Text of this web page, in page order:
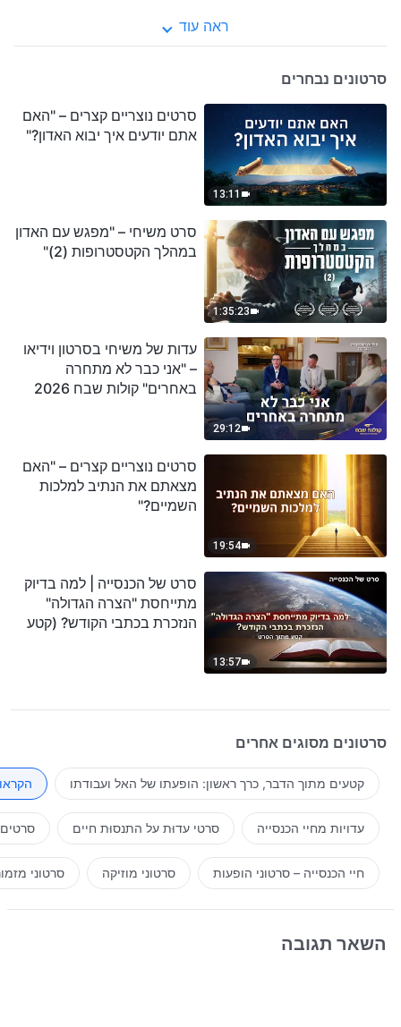
ראה עוד
סרטונים נבחרים
13:11
סרטים נוצריים קצרים – "האם
אתם יודעים איך יבוא האדון?"
1:35:23
סרט משיחי – "מפגש עם האדון
במהלך הקטסטרופות (2)"
29:12
עדות של משיחי בסרטון וידיאו
– "אני כבר לא מתחרה
באחרים" קולות שבח 2026
19:54
סרטים נוצריים קצרים – "האם
מצאתם את הנתיב למלכות
השמיים?"
13:57
סרט של הכנסייה | למה בדיוק
מתייחסת "הצרה הגדולה"
הנזכרת בכתבי הקודש? (קטע
סרטונים מסוגים אחרים
קטעים מתוך הדבר, כרך ראשון: הופעתו של האל ועבודתו
עדויות מחיי הכנסייה סרטי עדוּת על התנסוּת חיים
חיי הכנסייה – סרטוני הופעות סרטוני מוזיקה סרטוני
השאר תגובה